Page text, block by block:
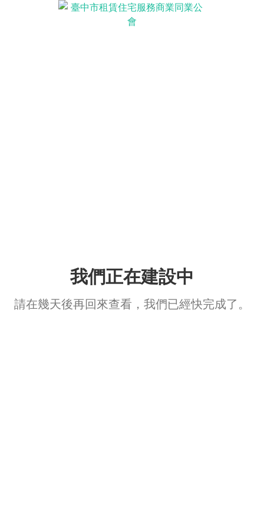
我們正在建設中
請在幾天後再回來查看，我們已經快完成了。